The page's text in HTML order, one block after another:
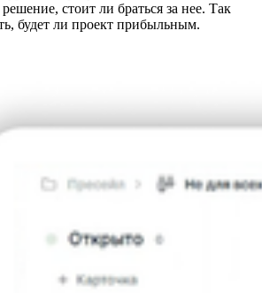
стоит ли браться за нее. Так
будет ли проект прибыльным.